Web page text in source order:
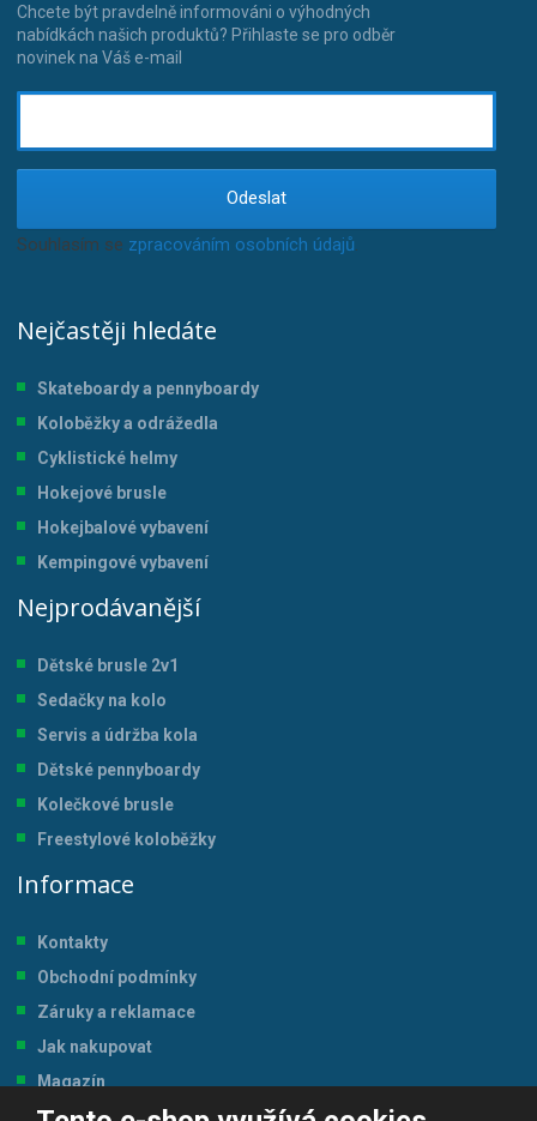
Chcete být pravdelně informováni o výhodných
nabídkách našich produktů? Přihlaste se pro odběr
novinek na Váš e-mail
Odeslat
Souhlasím se zpracováním osobních údajů
Nejčastěji hledáte
Skateboardy a pennyboardy
Koloběžky a odrážedla
Cyklistické helmy
Hokejové brusle
Hokejbalové vybavení
Kempingové vybavení
Nejprodávanější
Dětské brusle 2v1
Sedačky na kolo
Servis a údržba kola
Dětské pennyboardy
Kolečkové brusle
Freestylové koloběžky
Informace
Kontakty
Obchodní podmínky
Záruky a reklamace
Jak nakupovat
Magazín
Tabulka velikostí